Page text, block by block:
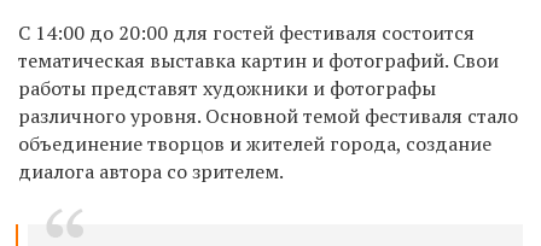
С 14:00 до 20:00 для гостей фестиваля состоится
тематическая выставка картин и фотографий. Свои
работы представят художники и фотографы
различного уровня. Основной темой фестиваля стало
объединение творцов и жителей города, создание
диалога автора со зрителем.